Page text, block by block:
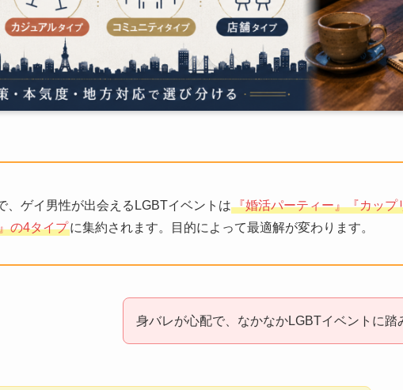
、ゲイ男性が出会えるLGBTイベントは『婚活パーティー』『カップ
の4タイプに集約されます。目的によって最適解が変わります。
身バレが心配で、なかなかLGBTイベントに